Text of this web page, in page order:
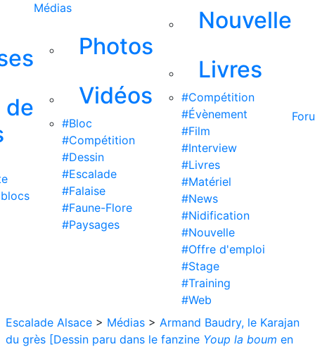
de
Médias
Photos
Vidéos
#Bloc
#Compétition
#Dessin
#Escalade
#Falaise
#Faune-Flore
#Paysages
Nouvelle
Livres
#Compétition
#Évènement
#Film
#Interview
#Livres
#Matériel
#News
#Nidification
#Nouvelle
#Offre d'emploi
#Stage
#Training
#Web
Escalade Alsace > Médias > Armand Baudry, le Karajan
du grès [Dessin paru dans le fanzine Youp la boum en